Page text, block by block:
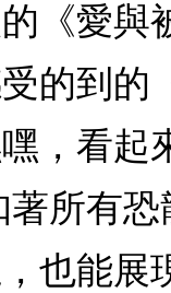
《愛與
的到的
，看起
著所有
也能展